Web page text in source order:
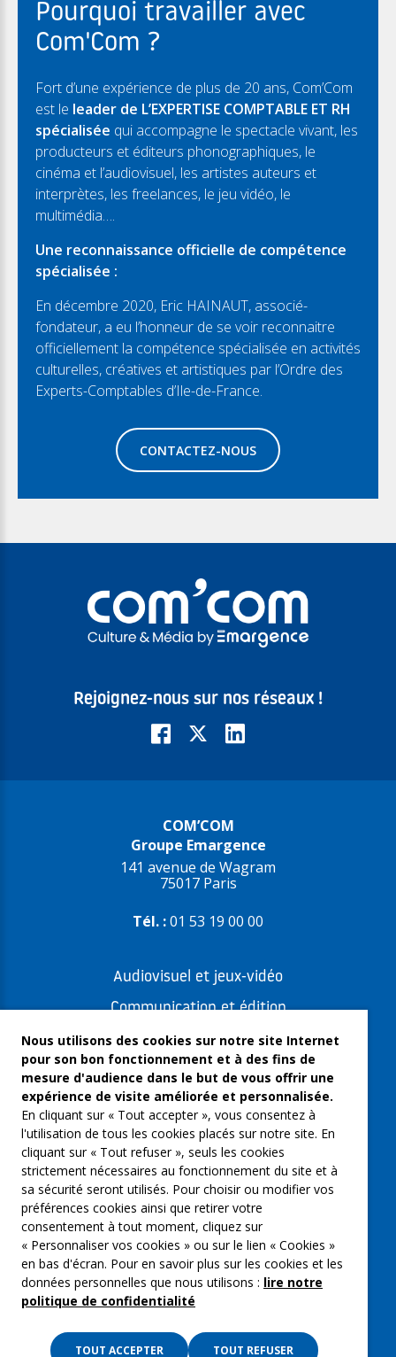
Pourquoi travailler avec
Com'Com ?
Fort d’une expérience de plus de 20 ans, Com’Com
est le leader de L’EXPERTISE COMPTABLE ET RH
spécialisée qui accompagne le spectacle vivant, les
producteurs et éditeurs phonographiques, le
cinéma et l’audiovisuel, les artistes auteurs et
interprètes, les freelances, le jeu vidéo, le
multimédia….
Une reconnaissance officielle de compétence
spécialisée :
En décembre 2020, Eric HAINAUT, associé-
fondateur, a eu l’honneur de se voir reconnaitre
officiellement la compétence spécialisée en activités
culturelles, créatives et artistiques par l’Ordre des
Experts-Comptables d’Ile-de-France.
CONTACTEZ-NOUS
Rejoignez-nous sur nos réseaux !
COM’COM
Groupe Emargence
141 avenue de Wagram
75017 Paris
Tél. :01 53 19 00 00
Audiovisuel et jeux-vidéo
Communication et édition
Freelances et artistes-auteurs
Musique et spectacles
Qui sommes-nous ?
Groupe Emargence
C’moi le chef
Actualités
Contactez nous
Mentions légales
Gestion des cookies
Nous utilisons des cookies sur notre site Internet
pour son bon fonctionnement et à des fins de
mesure d'audience dans le but de vous offrir une
expérience de visite améliorée et personnalisée.
En cliquant sur « Tout accepter », vous consentez à
l'utilisation de tous les cookies placés sur notre site. En
cliquant sur « Tout refuser », seuls les cookies
strictement nécessaires au fonctionnement du site et à
sa sécurité seront utilisés. Pour choisir ou modifier vos
préférences cookies ainsi que retirer votre
consentement à tout moment, cliquez sur
« Personnaliser vos cookies » ou sur le lien « Cookies »
en bas d'écran. Pour en savoir plus sur les cookies et les
données personnelles que nous utilisons : lire notre
politique de confidentialité
TOUT ACCEPTER TOUT REFUSER